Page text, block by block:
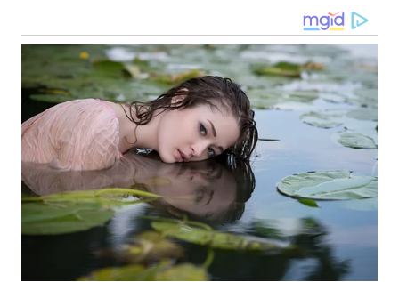
WN
TANJUNG
LESUNG
WN
KARO
WN
SIMALUNGUN
LABUHANBATU